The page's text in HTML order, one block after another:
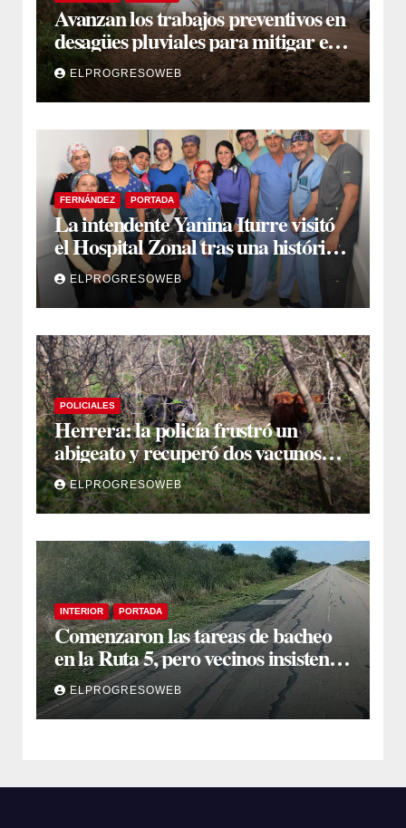
Avanzan los trabajos preventivos en
desagües pluviales para mitigar el
impacto de la temporada de lluvias
ELPROGRESOWEB
FERNÁNDEZ PORTADA
La intendente Yanina Iturre visitó
el Hospital Zonal tras una histórica
jornada de intervenciones
laparoscópicas
ELPROGRESOWEB
POLICIALES
Herrera: la policía frustró un
abigeato y recuperó dos vacunos
ocultos en una zona montuosa
ELPROGRESOWEB
INTERIOR PORTADA
Comenzaron las tareas de bacheo
en la Ruta 5, pero vecinos insisten
en un reclamo integral
ELPROGRESOWEB